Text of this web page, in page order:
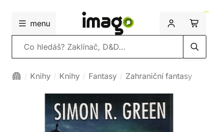
menu
Vyhledávání
Knihy Knihy Fantasy Zahraniční fantasy